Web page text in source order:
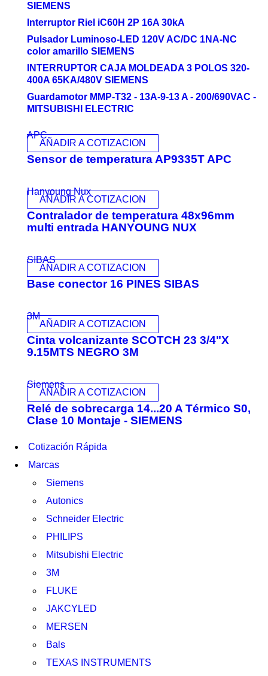
SIEMENS
Interruptor Riel iC60H 2P 16A 30kA
Pulsador Luminoso-LED 120V AC/DC 1NA-NC
color amarillo SIEMENS
INTERRUPTOR CAJA MOLDEADA 3 POLOS 320-
400A 65KA/480V SIEMENS
Guardamotor MMP-T32 - 13A-9-13 A - 200/690VAC -
MITSUBISHI ELECTRIC
APC
AÑADIR A COTIZACION
Sensor de temperatura AP9335T APC
Hanyoung Nux
AÑADIR A COTIZACION
Contralador de temperatura 48x96mm
multi entrada HANYOUNG NUX
SIBAS
AÑADIR A COTIZACION
Base conector 16 PINES SIBAS
3M
AÑADIR A COTIZACION
Cinta volcanizante SCOTCH 23 3/4"X
9.15MTS NEGRO 3M
Siemens
AÑADIR A COTIZACION
Relé de sobrecarga 14...20 A Térmico S0,
Clase 10 Montaje - SIEMENS
Cotización Rápida
Marcas
Siemens
Autonics
Schneider Electric
PHILIPS
Mitsubishi Electric
3M
FLUKE
JAKCYLED
MERSEN
Bals
TEXAS INSTRUMENTS